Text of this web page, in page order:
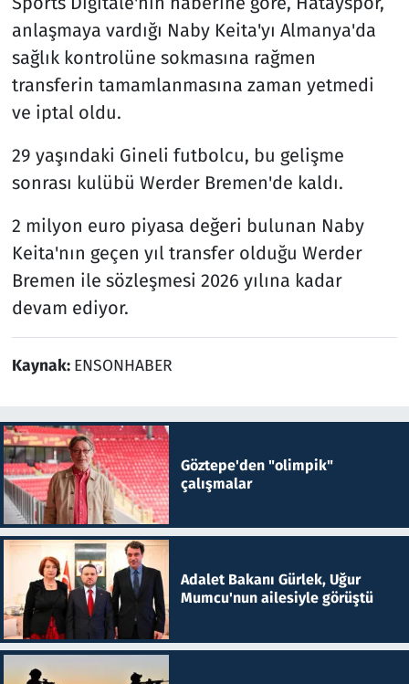
anlaşmaya vardığı Naby Keita'yı Almanya'da
sağlık kontrolüne sokmasına rağmen
transferin tamamlanmasına zaman yetmedi
ve iptal oldu.
29 yaşındaki Gineli futbolcu, bu gelişme
sonrası kulübü Werder Bremen'de kaldı.
2 milyon euro piyasa değeri bulunan Naby
Keita'nın geçen yıl transfer olduğu Werder
Bremen ile sözleşmesi 2026 yılına kadar
devam ediyor.
Kaynak: ENSONHABER
Göztepe'den "olimpik"
çalışmalar
Adalet Bakanı Gürlek, Uğur
Mumcu'nun ailesiyle görüştü